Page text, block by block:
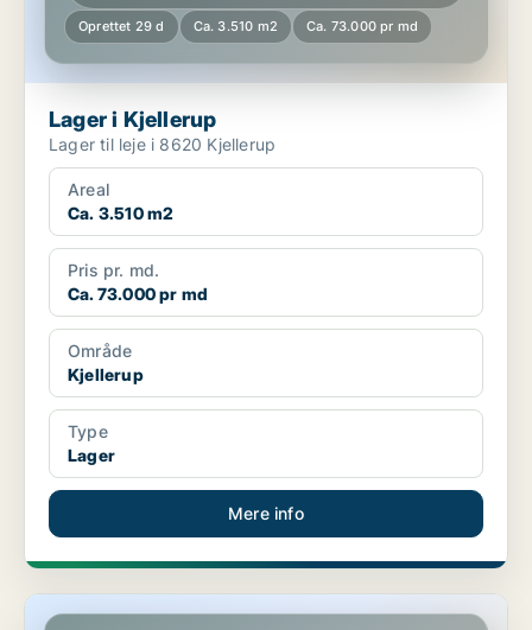
Oprettet 29 d Ca. 3.510 m2 Ca. 73.000 pr md
Lager i Kjellerup
Lager til leje i 8620 Kjellerup
Areal
Ca. 3.510 m2
Pris pr. md.
Ca. 73.000 pr md
Område
Kjellerup
Type
Lager
Mere info
Lager i Kjellerup